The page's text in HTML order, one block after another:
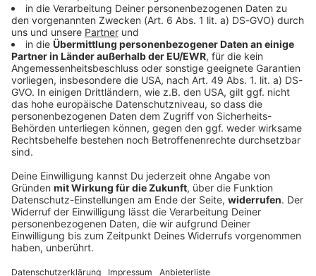
ROCK ANTENNE via Satellit empfangen
Neben DAB+ und Kabel ist ROCK ANTENNE auch
bundes- bzw. europaweit über Satellit zu hören -